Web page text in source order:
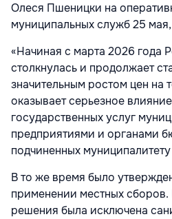
Олеся Пшеницки на
муниципальных служб 25
«Начиная с марта 2026 года
столкнулась и продолжает
значительным ростом цен на
оказывает серьезное
государственных услуг
предприятиями и органами
подчиненных
В то же время было
применении местных сборов.
решения была исключена